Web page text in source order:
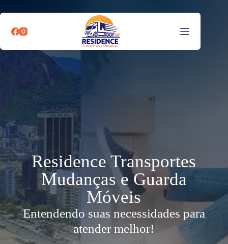
Residence Transportes
Mudanças e Guarda
Móveis
Entendendo suas necessidades para
atender melhor!